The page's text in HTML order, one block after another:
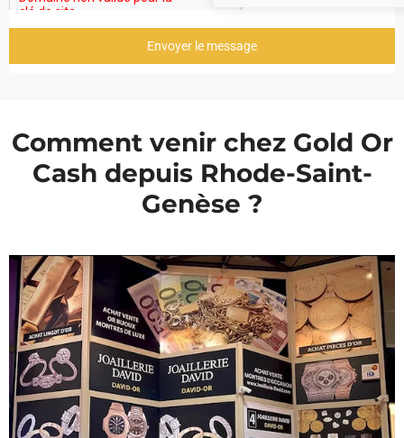
Envoyer le message
Comment venir chez Gold Or
Cash depuis Rhode-Saint-
Genèse ?